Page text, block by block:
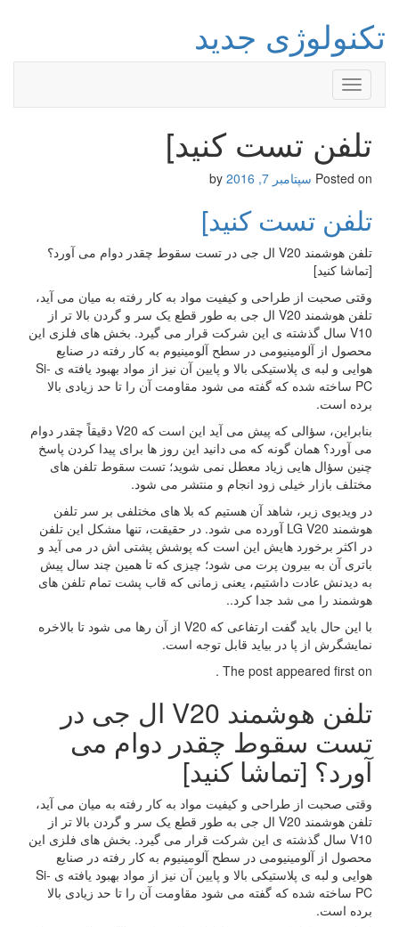
تکنولوژی جدید
Toggle
navigation
تلفن تست کنید]
Posted on سپتامبر 7, 2016
تلفن تست کنید]
تلفن هوشمند V20 ال جی در تست سقوط چقدر دوام می آورد؟
[تماشا کنید]
وقتی صحبت از طراحی و کیفیت مواد به کار رفته به میان می آید،
تلفن هوشمند V20 ال جی به طور قطع یک سر و گردن بالا تر از
V10 سال گذشته ی این شرکت قرار می گیرد. بخش های فلزی این
محصول از آلومینیومی در سطح آلومینیوم به کار رفته در صنایع
هوایی و لبه ی پلاستیکی بالا و پایین آن نیز از مواد بهبود یافته ی Si-
PC ساخته شده که گفته می شود مقاومت آن را تا حد زیادی بالا
برده است.
بنابراین، سؤالی که پیش می آید این است که V20 دقیقاً چقدر دوام
می آورد؟ همان گونه که می دانید این روز ها برای پیدا کردن پاسخ
چنین سؤال هایی زیاد معطل نمی شوید؛ تست سقوط تلفن های
مختلف بازار خیلی زود انجام و منتشر می شود.
در ویدیوی زیر، شاهد آن هستیم که بلا های مختلفی بر سر تلفن
هوشمند LG V20 آورده می شود. در حقیقت، تنها مشکل این تلفن
در اکثر برخورد هایش این است که پوشش پشتی اش در می آید و
باتری آن به بیرون پرت می شود؛ چیزی که تا همین چند سال پیش
به دیدنش عادت داشتیم، یعنی زمانی که قاب پشت تمام تلفن های
هوشمند را می شد جدا کرد..
با این حال باید گفت ارتفاعی که V20 از آن رها می شود تا بالاخره
نمایشگرش از پا در بیاید قابل توجه است.
The post appeared first on .
تلفن هوشمند V20 ال جی در
تست سقوط چقدر دوام می
آورد؟ [تماشا کنید]
وقتی صحبت از طراحی و کیفیت مواد به کار رفته به میان می آید،
تلفن هوشمند V20 ال جی به طور قطع یک سر و گردن بالا تر از
V10 سال گذشته ی این شرکت قرار می گیرد. بخش های فلزی این
محصول از آلومینیومی در سطح آلومینیوم به کار رفته در صنایع
هوایی و لبه ی پلاستیکی بالا و پایین آن نیز از مواد بهبود یافته ی Si-
PC ساخته شده که گفته می شود مقاومت آن را تا حد زیادی بالا
برده است.